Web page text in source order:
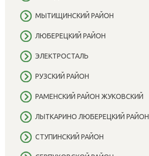
МЫТИЩИНСКИЙ РАЙОН
ЛЮБЕРЕЦКИЙ РАЙОН
ЭЛЕКТРОСТАЛЬ
РУЗСКИЙ РАЙОН
РАМЕНСКИЙ РАЙОН ЖУКОВСКИЙ
ЛЫТКАРИНО ЛЮБЕРЕЦКИЙ РАЙОН
СТУПИНСКИЙ РАЙОН